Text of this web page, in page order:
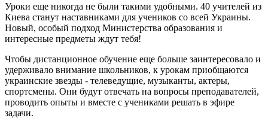
Уроки еще никогда не были такими удобными. 40 учителей из
Киева станут наставниками для учеников со всей Украины.
Новый, особый подход Министерства образования и
интересные предметы ждут тебя!
Чтобы дистанционное обучение еще больше заинтересовало и
удерживало внимание школьников, к урокам приобщаются
украинские звезды - телеведущие, музыканты, актеры,
спортсмены. Они будут отвечать на вопросы преподавателей,
проводить опыты и вместе с учениками решать в эфире
задачи.